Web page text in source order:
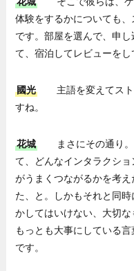
体験をするかについても
です。部屋を選んで、申
て、宿泊してレビューを
國光
主語を変えてスト
すね。
花城
まさにその通り。
て、どんなインタラクシ
がうまくつながるかを考
た、と。しかもそれと同
かしてはいけない、大切
もっとも大事にしている
です。